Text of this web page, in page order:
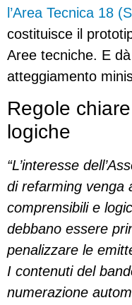
l’Area Tecnica 18
costituisce il
Aree tecniche. E
atteggiamento
Regole
logiche
“L’interesse
di refarming venga
comprensibili e
debbano essere
penalizzare le
I contenuti del
numerazione